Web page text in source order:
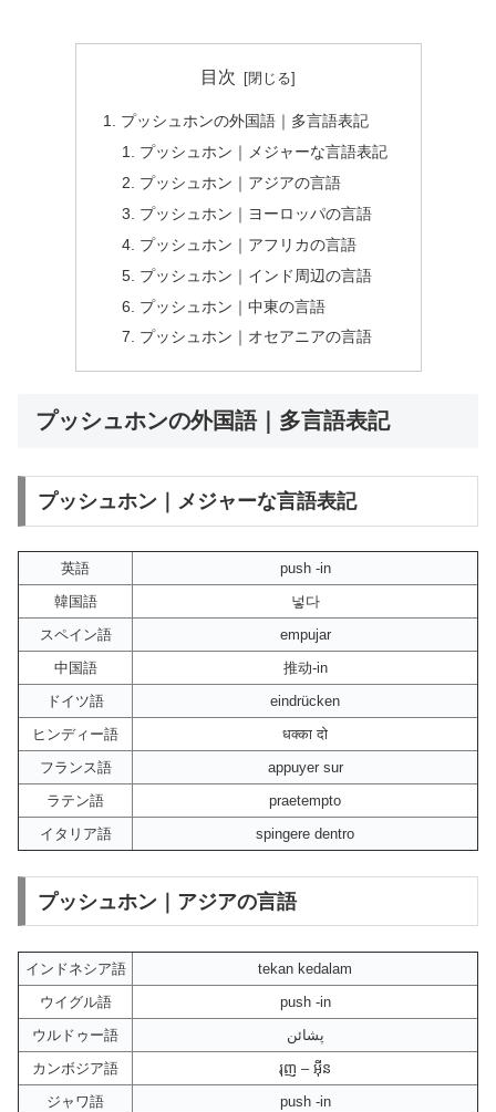
目次
プッシュホンの外国語｜多言語表記
プッシュホン｜メジャーな言語表記
プッシュホン｜アジアの言語
プッシュホン｜ヨーロッパの言語
プッシュホン｜アフリカの言語
プッシュホン｜インド周辺の言語
プッシュホン｜中東の言語
プッシュホン｜オセアニアの言語
プッシュホンの外国語｜多言語表記
プッシュホン｜メジャーな言語表記
英語
push -in
韓国語
넣다
スペイン語
empujar
中国語
推动-in
ドイツ語
eindrücken
ヒンディー語
धक्का दो
フランス語
appuyer sur
ラテン語
praetempto
イタリア語
spingere dentro
プッシュホン｜アジアの言語
インドネシア語
tekan kedalam
ウイグル語
push -in
ウルドゥー語
پشائن
カンボジア語
រុញ – អ៊ីន
ジャワ語
push -in